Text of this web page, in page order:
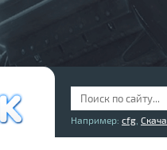
Например: cfg